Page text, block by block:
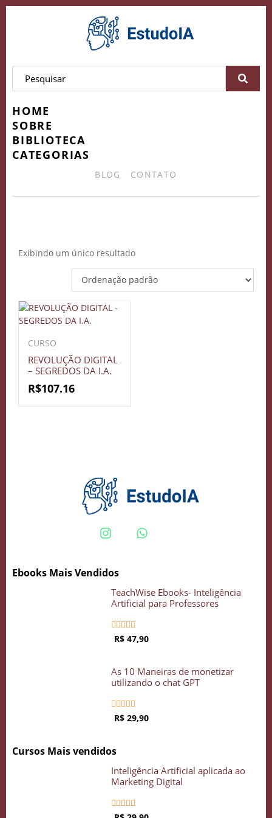
HOME
SOBRE
BIBLIOTECA
CATEGORIAS
BLOG CONTATO
Exibindo um único resultado
CURSO
REVOLUÇÃO DIGITAL
– SEGREDOS DA I.A.
R$107.16
Ebooks Mais Vendidos
TeachWise Ebooks- Inteligência
Artificial para Professores
    
R$ 47,90
As 10 Maneiras de monetizar
utilizando o chat GPT
    
R$ 29,90
Cursos Mais vendidos
Inteligência Artificial aplicada ao
Marketing Digital
    
Vidgenie
COMECE GRÁTIS